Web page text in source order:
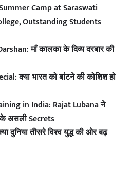
Camp at Saraswati
Outstanding Students
माँ कालका के दिव्य दरबार की
क्या भारत को बांटने की कोशिश हो
in India: Rajat Lubana ने
असली Secrets
दुनिया तीसरे विश्व युद्ध की ओर बढ़